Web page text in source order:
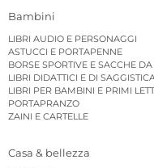
Bambini
LIBRI AUDIO E PERSONAGGI
ASTUCCI E PORTAPENNE
BORSE SPORTIVE E SACCHE
LIBRI DIDATTICI E DI
LIBRI PER BAMBINI E PRIMI
PORTAPRANZO
ZAINI E CARTELLE
Casa & bellezza